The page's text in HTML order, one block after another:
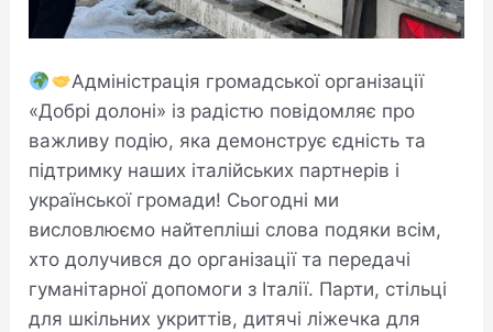
Адміністрація громадської організації
«Добрі долоні» із радістю повідомляє про
важливу подію, яка демонструє єдність та
підтримку наших італійських партнерів і
української громади! Сьогодні ми
висловлюємо найтепліші слова подяки всім,
хто долучився до організації та передачі
гуманітарної допомоги з Італії. Парти, стільці
для шкільних укриттів, дитячі ліжечка для